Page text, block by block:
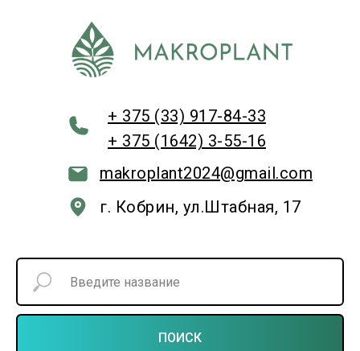
+ 375 (33) 917-84-33
makroplant2024@gmail.com
г. Кобрин, ул.Штабная, 17
+ 375 (1642) 3-55-16
ПОИСК